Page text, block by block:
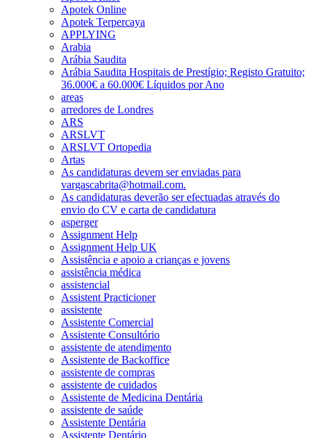
Apotek Online
Apotek Terpercaya
APPLYING
Arabia
Arábia Saudita
Arábia Saudita Hospitais de Prestígio; Registo Gratuito;
36.000€ a 60.000€ Líquidos por Ano
areas
arredores de Londres
ARS
ARSLVT
ARSLVT Ortopedia
Artas
As candidaturas devem ser enviadas para
vargascabrita@hotmail.com.
As candidaturas deverão ser efectuadas através do
envio do CV e carta de candidatura
asperger
Assignment Help
Assignment Help UK
Assistência e apoio a crianças e jovens
assistência médica
assistencial
Assistent Practicioner
assistente
Assistente Comercial
Assistente Consultório
assistente de atendimento
Assistente de Backoffice
assistente de compras
assistente de cuidados
Assistente de Medicina Dentária
assistente de saúde
Assistente Dentária
Assistente Dentário